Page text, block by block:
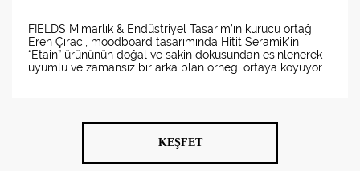
FIELDS Mimarlık & Endüstriyel Tasarım’ın kurucu ortağı
Eren Çıracı, moodboard tasarımında Hitit Seramik’in
“Etain” ürününün doğal ve sakin dokusundan esinlenerek
uyumlu ve zamansız bir arka plan örneği ortaya koyuyor.
KEŞFET